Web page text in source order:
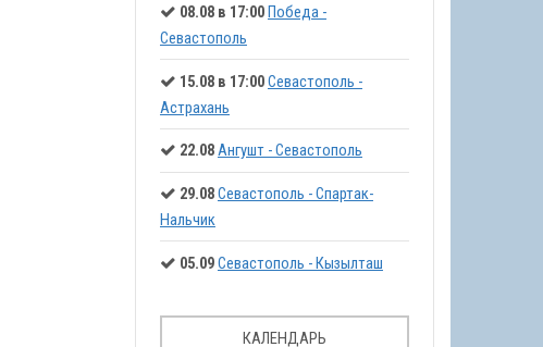
08.08 в 17:00Победа -
Севастополь
15.08 в 17:00Севастополь -
Астрахань
22.08Ангушт - Севастополь
29.08Севастополь - Спартак-
Нальчик
05.09Севастополь - Кызылташ
КАЛЕНДАРЬ